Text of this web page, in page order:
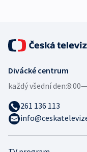
Divácké centrum
každý všední den:
261 136 113